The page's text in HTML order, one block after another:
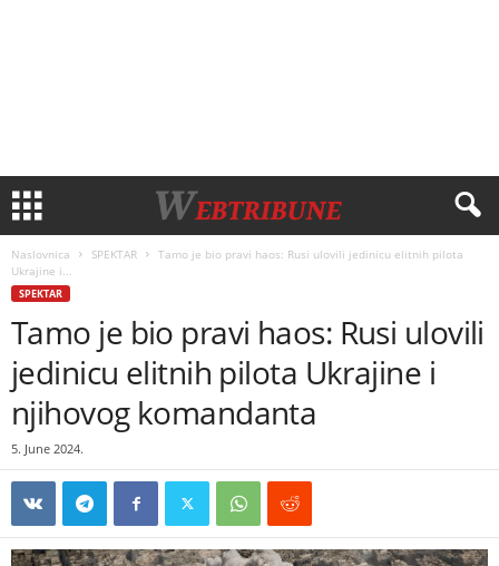
Naslovnica SPEKTAR
Tamo je bio pravi haos: Rusi ulovili jedinicu elitnih pilota
Ukrajine i...
SPEKTAR
Tamo je bio pravi haos: Rusi ulovili
jedinicu elitnih pilota Ukrajine i
njihovog komandanta
5. June 2024.